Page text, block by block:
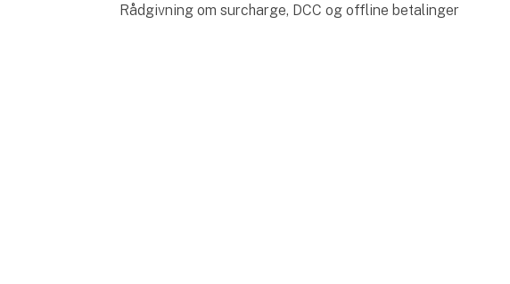
Rådgivning om surcharge, DCC og offline betalinger